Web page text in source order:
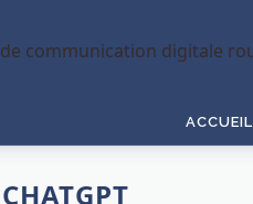
ACCUEIL
CHATGPT